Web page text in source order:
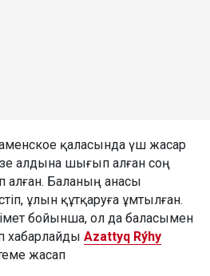
қаласында үш жасар
алдына шығып алған соң
алған. Баланың анасы
ұлын құтқаруға ұмтылған.
бойынша, ол да баласымен
хабарлайды Azattyq Rýhy
жасап